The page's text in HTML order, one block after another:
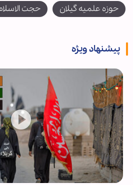
حوزه علمیه گیلان حجت
پیشنهاد ویژه